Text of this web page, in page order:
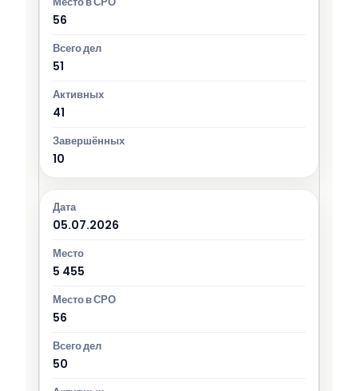
56
51
41
10
05.07.2026
5 455
56
50